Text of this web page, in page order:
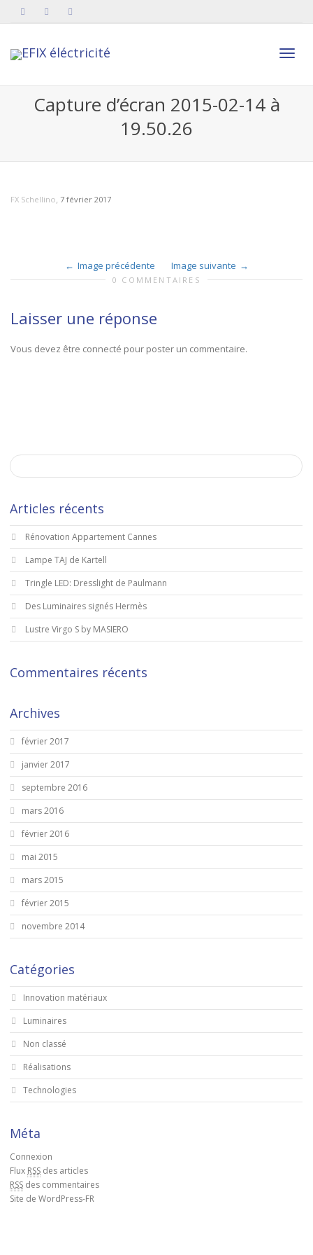
Capture d’écran 2015-02-14 à
19.50.26
FX Schellino, 7 février 2017
Image précédente Image suivante
0 COMMENTAIRES
Laisser une réponse
Vous devez être connecté pour poster un commentaire.
Articles récents
Rénovation Appartement Cannes
Lampe TAJ de Kartell
Tringle LED: Dresslight de Paulmann
Des Luminaires signés Hermès
Lustre Virgo S by MASIERO
Commentaires récents
Archives
février 2017
janvier 2017
septembre 2016
mars 2016
février 2016
mai 2015
mars 2015
février 2015
novembre 2014
Catégories
Innovation matériaux
Luminaires
Non classé
Réalisations
Technologies
Méta
Connexion
Flux RSS des articles
RSS des commentaires
Site de WordPress-FR